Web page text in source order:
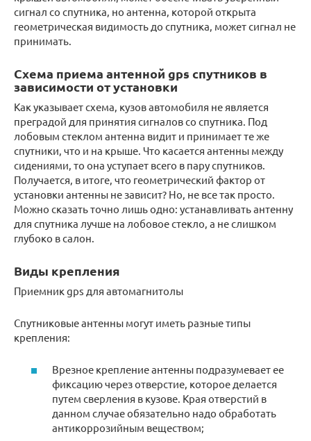
сигнал со спутника, но антенна, которой открыта
геометрическая видимость до спутника, может сигнал не
принимать.
Схема приема антенной gps спутников в
зависимости от установки
Как указывает схема, кузов автомобиля не является
преградой для принятия сигналов со спутника. Под
лобовым стеклом антенна видит и принимает те же
спутники, что и на крыше. Что касается антенны между
сидениями, то она уступает всего в пару спутников.
Получается, в итоге, что геометрический фактор от
установки антенны не зависит? Но, не все так просто.
Можно сказать точно лишь одно: устанавливать антенну
для спутника лучше на лобовое стекло, а не слишком
глубоко в салон.
Виды крепления
Приемник gps для автомагнитолы
Спутниковые антенны могут иметь разные типы
крепления:
Врезное крепление антенны подразумевает ее
фиксацию через отверстие, которое делается
путем сверления в кузове. Края отверстий в
данном случае обязательно надо обработать
антикоррозийным веществом;